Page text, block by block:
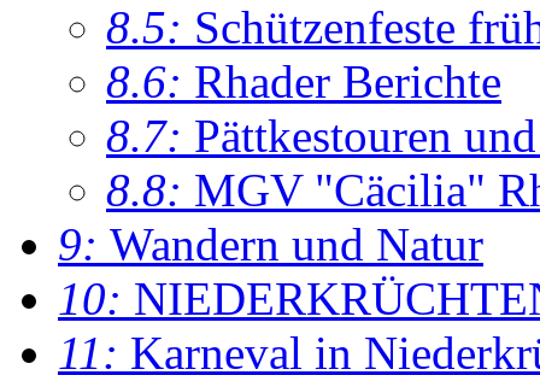
8.5: Schützenfeste
8.6: Rhader Berichte
8.7: Pättkestouren
8.8: MGV "Cäcilia"
9: Wandern und Natur
10:
11: Karneval in